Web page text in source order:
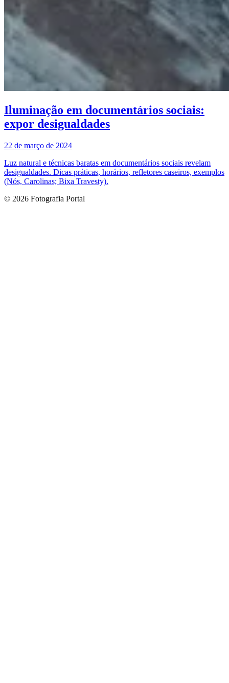
Iluminação em documentários sociais:
expor desigualdades
22 de março de 2024
Luz natural e técnicas baratas em documentários sociais revelam
desigualdades. Dicas práticas, horários, refletores caseiros, exemplos
(Nós, Carolinas; Bixa Travesty).
© 2026 Fotografia Portal